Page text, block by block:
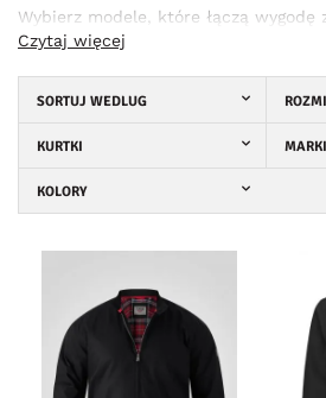
Wybierz modele, które łączą
— bez kompromisów.
Czytaj więcej
SORTUJ WEDLUG
KURTKI MARKI
KOLORY